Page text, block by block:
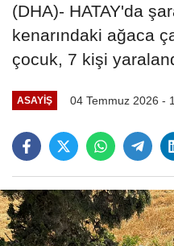
(DHA)- HATAY'da
kenarındaki ağaca
çocuk, 7 kişi
ASAYIŞ 04 Temmuz 2026 -